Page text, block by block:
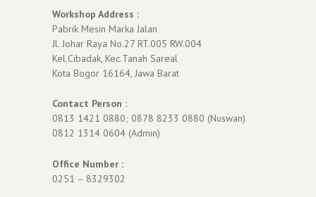
Workshop Address :
Pabrik Mesin Marka Jalan
Jl. Johar Raya No.27 RT.005 RW.004
Kel.Cibadak, Kec.Tanah Sareal
Kota Bogor 16164, Jawa Barat
Contact Person :
0813 1421 0880; 0878 8233 0880 (Nuswan)
0812 1314 0604 (Admin)
Office Number :
0251 – 8329302